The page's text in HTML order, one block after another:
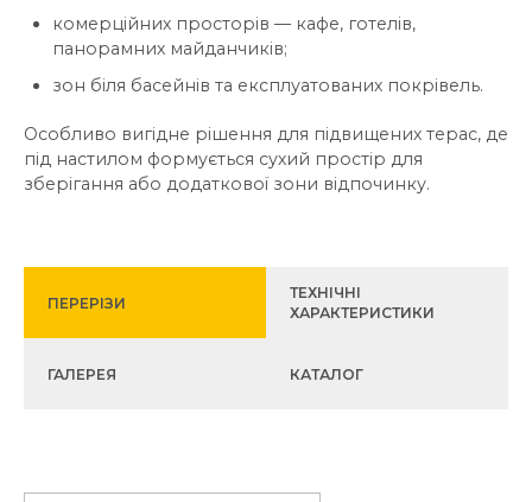
комерційних просторів — кафе, готелів,
панорамних майданчиків;
зон біля басейнів та експлуатованих покрівель.
Особливо вигідне рішення для підвищених терас, де
під настилом формується сухий простір для
зберігання або додаткової зони відпочинку.
ПЕРЕРІЗИ
ТЕХНІЧНІ
ХАРАКТЕРИСТИКИ
ГАЛЕРЕЯ КАТАЛОГ